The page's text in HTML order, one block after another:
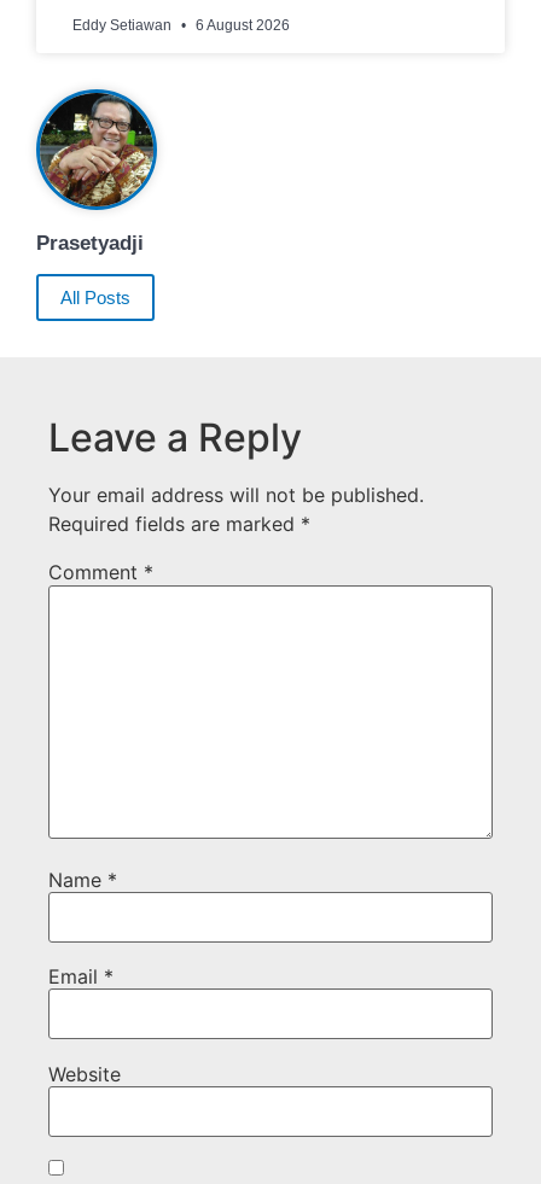
Prasetyadji
All Posts
Eddy Setiawan 6 August 2026
Leave a Reply
Your email address will not be published.
Required fields are marked *
Comment *
Name *
Email *
Website